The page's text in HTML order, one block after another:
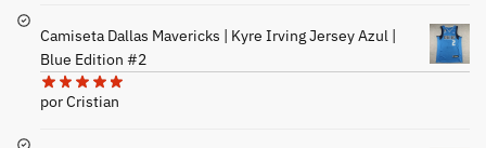
Camiseta Dallas Mavericks | Kyre Irving Jersey Azul |
Blue Edition #2
por Cristian